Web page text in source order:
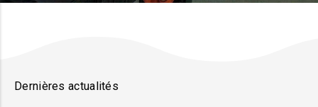
Dernières actualités